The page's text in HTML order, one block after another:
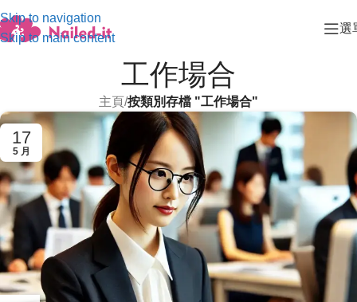
Skip to navigation
Skip to main content
選
工作場合
主頁/按類別存檔 "工作場合"
17
5 月